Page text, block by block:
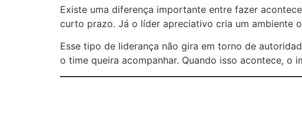
Existe uma diferença importante entre fazer
curto prazo. Já o líder apreciativo cria um ambiente
Esse tipo de liderança não gira em torno de
o time queira acompanhar. Quando isso acontece, o